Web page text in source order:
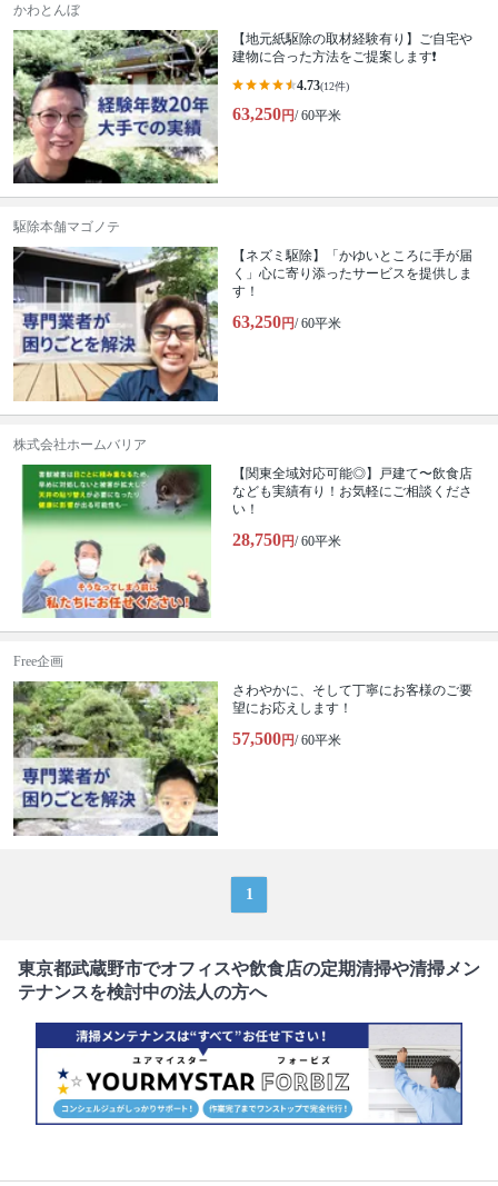
かわとんぼ
【地元紙駆除の取材経験有り】ご自宅や
建物に合った方法をご提案します❗️
4.73(12件)
63,250円/ 60平米
駆除本舗マゴノテ
【ネズミ駆除】「かゆいところに手が届
く」心に寄り添ったサービスを提供しま
す！
63,250円/ 60平米
株式会社ホームバリア
【関東全域対応可能◎】戸建て〜飲食店
なども実績有り！お気軽にご相談くださ
い！
28,750円/ 60平米
Free企画
さわやかに、そして丁寧にお客様のご要
望にお応えします！
57,500円/ 60平米
1
東京都武蔵野市でオフィスや飲食店の定期清掃や清掃メン
テナンスを検討中の法人の方へ